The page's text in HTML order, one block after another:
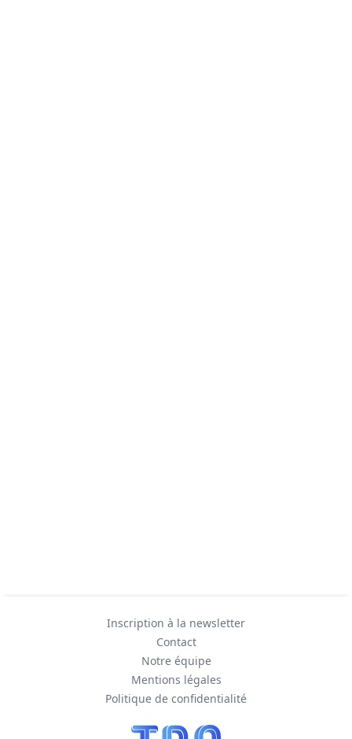
Inscription à la newsletter
Contact
Notre équipe
Mentions légales
Politique de confidentialité